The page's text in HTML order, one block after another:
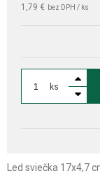
1,79 € bez DPH / ks
ks
Led sviečka 17x4,7